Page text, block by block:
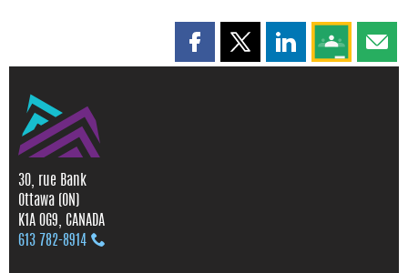
Partager cette page sur
Partager cette page sur X
Partager cette
Partagez
30, rue Bank
Ottawa (ON)
K1A 0G9, CANADA
613 782‑8914